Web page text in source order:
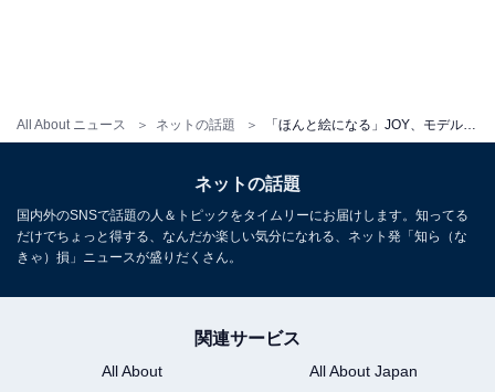
All About ニュース ネットの話題
ネットの話題
国内外のSNSで話題の人＆トピックをタイムリーにお届けします。知ってる
だけでちょっと得する、なんだか楽しい気分になれる、ネット発「知ら（な
きゃ）損」ニュースが盛りだくさん。
関連サービス
All About
All About Japan